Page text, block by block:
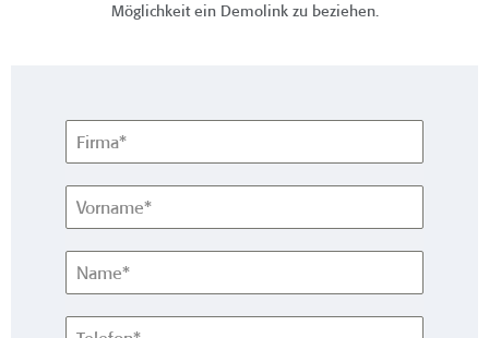
Möglichkeit ein Demolink zu beziehen.